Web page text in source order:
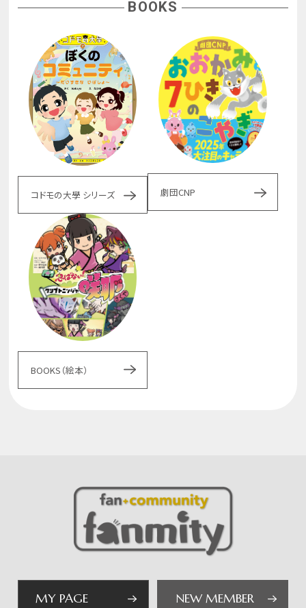
BOOKS
コドモの大學 シリーズ 劇団CNP
BOOKS（絵本）
MY PAGE NEW MEMBER